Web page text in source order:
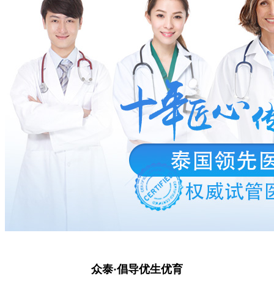
众泰·倡导优生优育